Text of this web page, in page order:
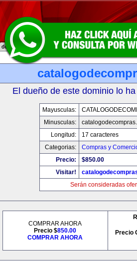
El dueño de este dominio lo
Mayusculas:
Minusculas:
Longitud:
17 caracteres
Categorias:
Compras y
Precio:
$850.00
Visitar!
Serán consideradas
COMPRAR AHORA
Precio $850.00
COMPRAR AHORA
Precio